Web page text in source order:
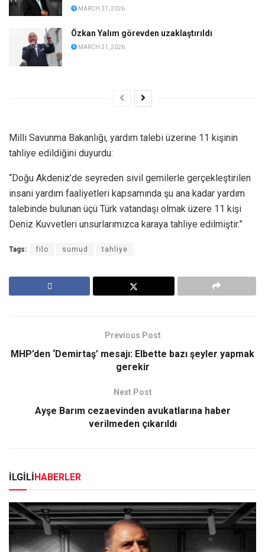
MARCH 31, 2026
Özkan Yalım görevden uzaklaştırıldı
MARCH 31, 2026
Milli Savunma Bakanlığı, yardım talebi üzerine 11 kişinin
tahliye edildiğini duyurdu:
“Doğu Akdeniz’de seyreden sivil gemilerle gerçekleştirilen
insani yardım faaliyetleri kapsamında şu ana kadar yardım
talebinde bulunan üçü Türk vatandaşı olmak üzere 11 kişi
Deniz Kuvvetleri unsurlarımızca karaya tahliye edilmiştir.”
Tags: filo sumud tahliye
Previous Post
MHP’den ‘Demirtaş’ mesajı: Elbette bazı şeyler yapmak
gerekir
Next Post
Ayşe Barım cezaevinden avukatlarına haber
verilmeden çıkarıldı
İLGİLİHABERLER